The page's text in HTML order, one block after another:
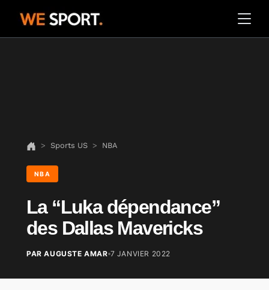
Sports US NBA
NBA
La “Luka dépendance”
des Dallas Mavericks
PAR AUGUSTE AMAR 7 JANVIER 2022